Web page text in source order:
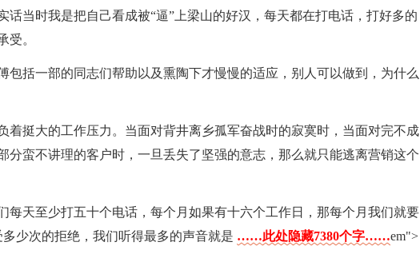
话当时我是把自己看成被“逼”上梁山的好汉，每天都在打电话，打好多的
受。
包括一部的同志们帮助以及熏陶下才慢慢的适应，别人可以做到，为什么
着挺大的工作压力。当面对背井离乡孤军奋战时的寂寞时，当面对完不成
分蛮不讲理的客户时，一旦丢失了坚强的意志，那么就只能逃离营销这个
每天至少打五十个电话，每个月如果有十六个工作日，那每个月我们就要
少次的拒绝，我们听得最多的声音就是 ……此处隐藏7380个字……em">